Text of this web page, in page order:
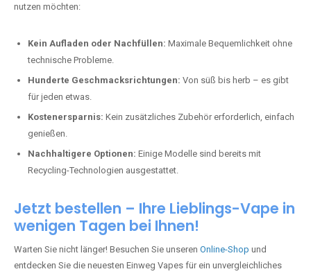
nutzen möchten:
Kein Aufladen oder Nachfüllen: Maximale Bequemlichkeit ohne
technische Probleme.
Hunderte Geschmacksrichtungen: Von süß bis herb – es gibt
für jeden etwas.
Kostenersparnis: Kein zusätzliches Zubehör erforderlich, einfach
genießen.
Nachhaltigere Optionen: Einige Modelle sind bereits mit
Recycling-Technologien ausgestattet.
Jetzt bestellen – Ihre Lieblings-Vape in
wenigen Tagen bei Ihnen!
Warten Sie nicht länger! Besuchen Sie unseren Online-Shop und
entdecken Sie die neuesten Einweg Vapes für ein unvergleichliches